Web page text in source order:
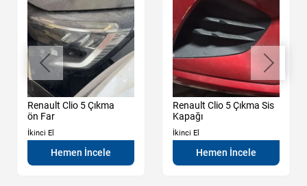
Renault Clio 5 Çıkma
ön Far
İkinci El
Hemen İncele
Renault Clio 5 Çıkma Sis
Kapağı
İkinci El
Hemen İncele